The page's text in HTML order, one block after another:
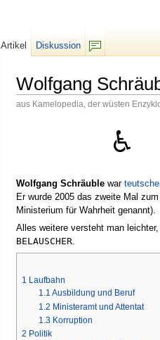
Wolfgang
aus Kamelopedia, der wüsten
Wolfgang Schräuble war
Er wurde 2005 das zweite Mal
Ministerium für Wahrheit genannt).
Alles weitere versteht man
BELAUSCHER.
1 Laufbahn
1.1 Ausbildung und Beruf
1.2 Ministeramt und Attentat
1.3 Korruption
2 Politik
Artikel
Diskussion